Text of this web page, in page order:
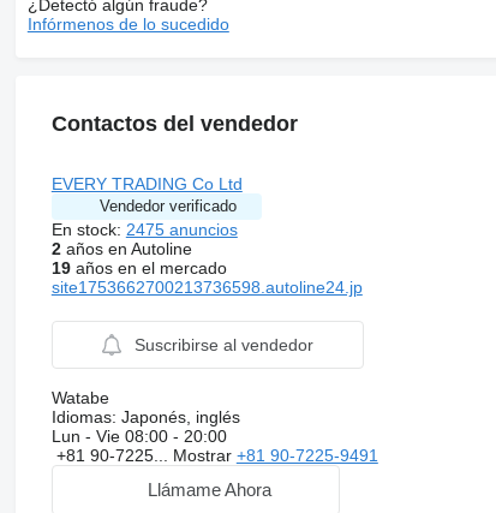
¿Detectó algún fraude?
Infórmenos de lo sucedido
Contactos del vendedor
EVERY TRADING Co Ltd
Vendedor verificado
En stock: 2475 anuncios
2años en Autoline
19años en el mercado
site1753662700213736598.autoline24.jp
Suscribirse al vendedor
Watabe
Idiomas: Japonés, inglés
Lun - Vie 08:00 - 20:00
+81 90-7225... Mostrar +81 90-7225-9491
Llámame Ahora